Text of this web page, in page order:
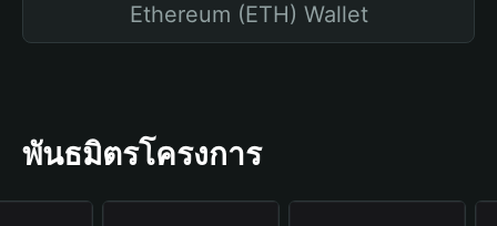
Ethereum (ETH) Wallet
พันธมิตรโครงการ